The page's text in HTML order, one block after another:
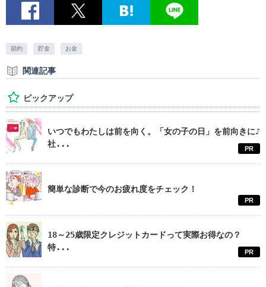
節約 貯金 お金
関連記事
ピックアップ
いつでもわたしは前を向く。「女の子の日」を前向きに♪
社...
PR
簡単な診断で今のお疲れ度をチェック！
PR
18～25歳限定クレジットカードって実際お得なの？
特...
PR